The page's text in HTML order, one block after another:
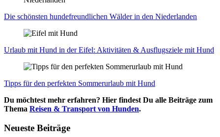
Die schöns­ten hun­de­freund­li­chen Wäl­der in den Nie­der­lan­den
Urlaub mit Hund in der Eifel: Akti­vi­tä­ten & Aus­flugs­zie­le mit Hund
Tipps für den per­fek­ten Som­mer­ur­laub mit Hund
Du möchtest mehr erfahren? Hier findest Du alle Beiträge zum
Thema Reisen & Transport von Hunden.
Neueste Beiträge